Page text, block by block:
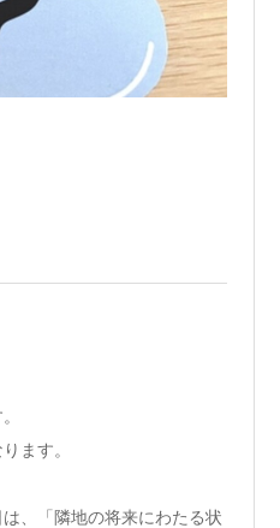
ます。
、「隣地の将来にわたる状